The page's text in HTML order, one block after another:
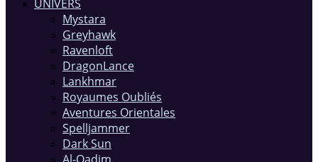
UNIVERS
Mystara
Greyhawk
Ravenloft
DragonLance
Lankhmar
Royaumes Oubliés
Aventures Orientales
Spelljammer
Dark Sun